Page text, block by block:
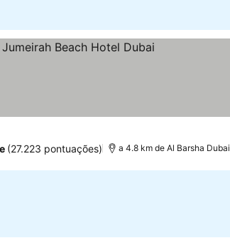
(27.223 pontuações) a 4.8 km de Al Barsha Dubai